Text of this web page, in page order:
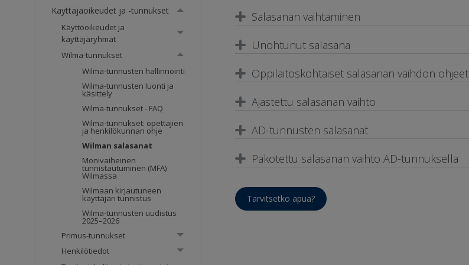
Käyttäjäoikeudet ja -tunnukset
Käyttöoikeudet ja
käyttäjäryhmät
Wilma-tunnukset
Wilma-tunnusten hallinnointi
Wilma-tunnusten luonti ja
käsittely
Wilma-tunnukset - FAQ
Wilma-tunnukset: opettajien
ja henkilökunnan ohje
Wilman salasanat
Monivaiheinen
tunnistautuminen (MFA)
Wilmassa
Wilmaan kirjautuneen
käyttäjän tunnistus
Wilma-tunnusten uudistus
2025–2026
Primus-tunnukset
Henkilötiedot
Salasanan vaihtaminen
Unohtunut salasana
Oppilaitoskohtaiset salasanan vaihdon ohjeet
Ajastettu salasanan vaihto
AD-tunnusten salasanat
Pakotettu salasanan vaihto AD-tunnuksella
Tarvitsetko apua?